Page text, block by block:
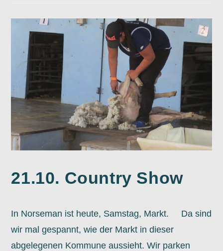
21.10. Country Show
In Norseman ist heute, Samstag, Markt. Da sind
wir mal gespannt, wie der Markt in dieser
abgelegenen Kommune aussieht. Wir parken